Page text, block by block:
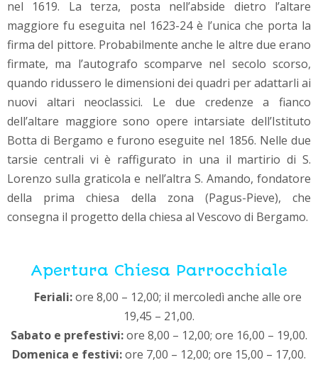
nel 1619. La terza, posta nell’abside dietro l’altare
maggiore fu eseguita nel 1623-24 è l’unica che porta la
firma del pittore. Probabilmente anche le altre due erano
firmate, ma l’autografo scomparve nel secolo scorso,
quando ridussero le dimensioni dei quadri per adattarli ai
nuovi altari neoclassici. Le due credenze a fianco
dell’altare maggiore sono opere intarsiate dell’Istituto
Botta di Bergamo e furono eseguite nel 1856. Nelle due
tarsie centrali vi è raffigurato in una il martirio di S.
Lorenzo sulla graticola e nell’altra S. Amando, fondatore
della prima chiesa della zona (Pagus-Pieve), che
consegna il progetto della chiesa al Vescovo di Bergamo.
Apertura Chiesa Parrocchiale
Feriali:ore 8,00 – 12,00; il mercoledì anche alle ore
19,45 – 21,00.
Sabato e prefestivi:ore 8,00 – 12,00; ore 16,00 – 19,00.
Domenica e festivi:ore 7,00 – 12,00; ore 15,00 – 17,00.